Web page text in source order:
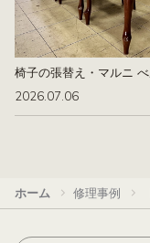
椅子の張替え・マルニ
2026.07.06
ホーム 修理事例